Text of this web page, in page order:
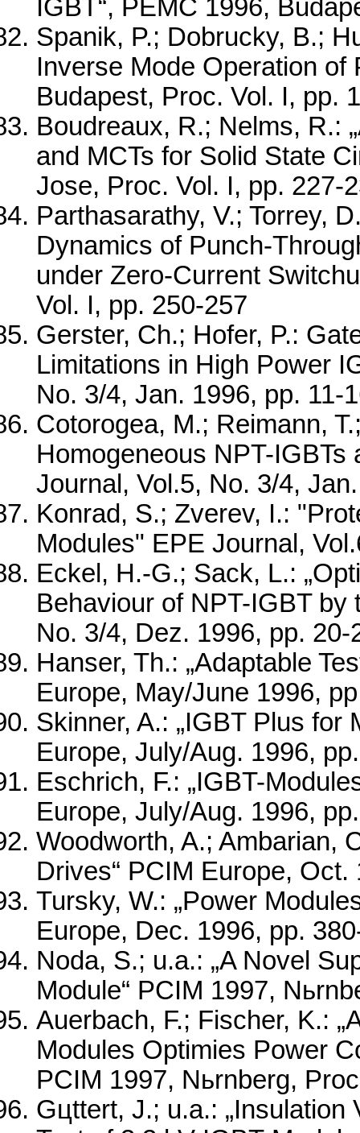
IGBT“, PEMC 1996,
Spanik, P.; Dobrucky, B.;
Inverse Mode Operation of
Budapest, Proc. Vol. I, pp.
Boudreaux, R.; Nelms, R.:
and MCTs for Solid State
Jose, Proc. Vol. I, pp. 227-
Parthasarathy, V.; Torrey,
Dynamics of Punch-
under Zero-Current
Vol. I, pp. 250-257
Gerster, Ch.; Hofer, P.:
Limitations in High Power
No. 3/4, Jan. 1996, pp. 11-
Cotorogea, M.; Reimann,
Homogeneous NPT-
Journal, Vol.5, No. 3/4,
Konrad, S.; Zverev, I.:
Modules" EPE Journal,
Eckel, H.-G.; Sack, L.:
Behaviour of NPT-IGBT by
No. 3/4, Dez. 1996, pp. 20-
Hanser, Th.: „Adaptable
Europe, May/June 1996,
Skinner, A.: „IGBT Plus for
Europe, July/Aug. 1996,
Eschrich, F.: „IGBT-
Europe, July/Aug. 1996,
Woodworth, A.; Ambarian,
Drives“ PCIM Europe,
Tursky, W.: „Power
Europe, Dec. 1996, pp.
Noda, S.; u.a.: „A Novel
Module“ PCIM 1997,
Auerbach, F.; Fischer, K.:
Modules Optimies Power
PCIM 1997, Nьrnberg,
Gцttert, J.; u.a.: „Insulation